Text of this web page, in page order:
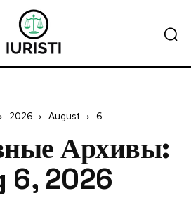
2026 August 6
Архивы:
6, 2026